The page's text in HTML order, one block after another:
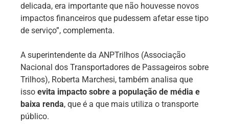
delicada, era importante que não houvesse novos
impactos financeiros que pudessem afetar esse tipo
de serviço”, complementa.
A superintendente da ANPTrilhos (Associação
Nacional dos Transportadores de Passageiros sobre
Trilhos), Roberta Marchesi, também analisa que
isso evita impacto sobre a população de média e
baixa renda, que é a que mais utiliza o transporte
público.